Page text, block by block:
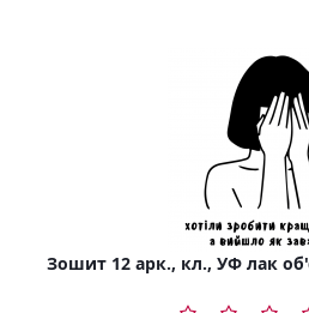
Зошит 12 арк., кл., УФ лак